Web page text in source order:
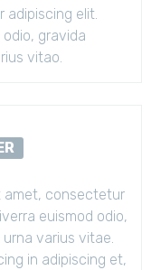
adipiscing elit.
gravida
vitao.
amet, consectetur
euismod odio,
varius vitae.
in adipiscing et,